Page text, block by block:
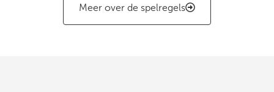
Meer over de spelregels